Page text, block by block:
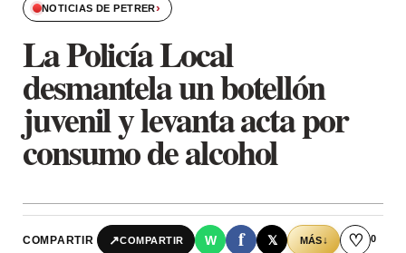
NOTICIAS DE PETRER›
La Policía Local
desmantela un botellón
juvenil y levanta acta por
consumo de alcohol
COMPARTIR ↗COMPARTIR W f 𝕏 MÁS↓ ♡ 0